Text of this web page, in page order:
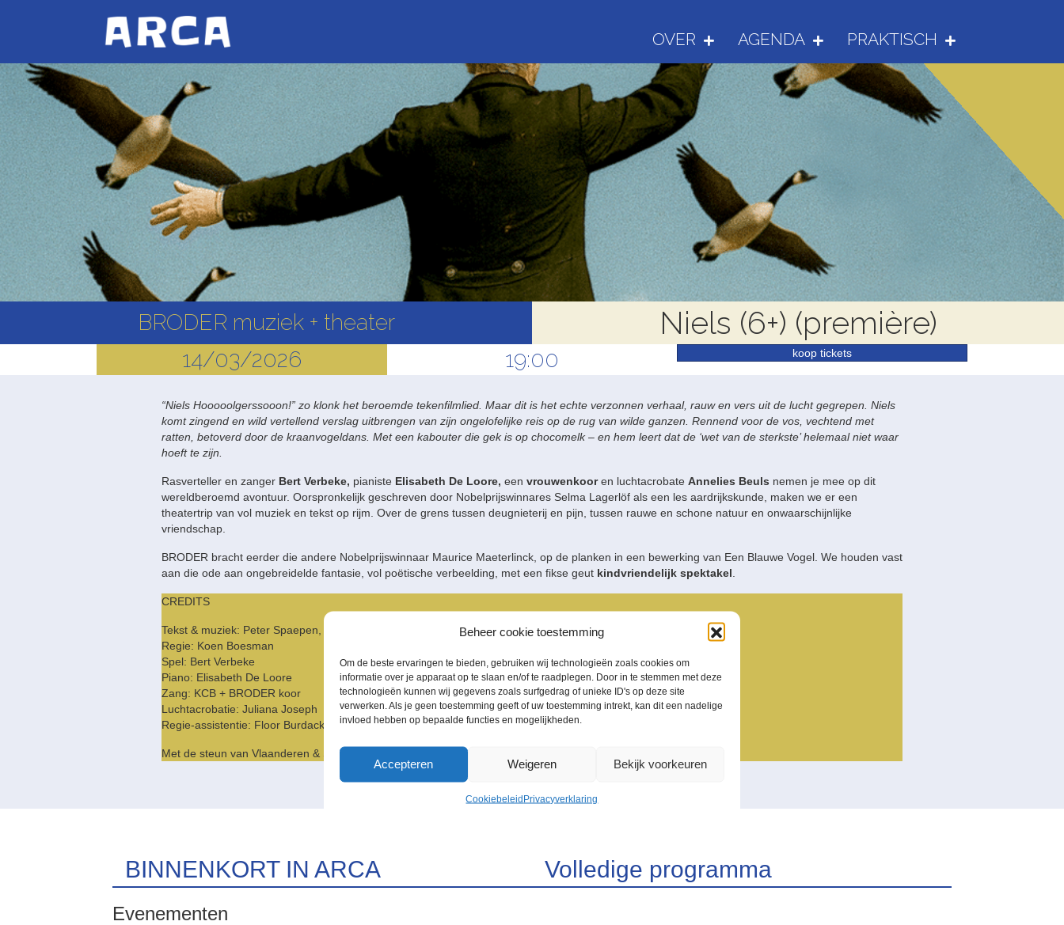
Beheer cookie toestemming
Om de beste ervaringen te bieden, gebruiken wij technologieën zoals cookies om
informatie over je apparaat op te slaan en/of te raadplegen. Door in te stemmen met deze
technologieën kunnen wij gegevens zoals surfgedrag of unieke ID's op deze site
verwerken. Als je geen toestemming geeft of uw toestemming intrekt, kan dit een nadelige
invloed hebben op bepaalde functies en mogelijkheden.
Accepteren Weigeren Bekijk voorkeuren
CookiebeleidPrivacyverklaring
OVER AGENDA PRAKTISCH
BRODER muziek + theater Niels (6+) (première)
14/03/2026 19:00 koop tickets
“Niels Hooooolgerssooon!” zo klonk het beroemde tekenfilmlied. Maar dit is het echte verzonnen verhaal, rauw en vers uit de lucht gegrepen. Niels
komt zingend en wild vertellend verslag uitbrengen van zijn ongelofelijke reis op de rug van wilde ganzen. Rennend voor de vos, vechtend met
ratten, betoverd door de kraanvogeldans. Met een kabouter die gek is op chocomelk – en hem leert dat de ‘wet van de sterkste’ helemaal niet waar
hoeft te zijn.
Rasverteller en zanger Bert Verbeke, pianiste Elisabeth De Loore, een vrouwenkooren luchtacrobate Annelies Beuls nemen je mee op dit
wereldberoemd avontuur. Oorspronkelijk geschreven door Nobelprijswinnares Selma Lagerlöf als een les aardrijkskunde, maken we er een
theatertrip van vol muziek en tekst op rijm. Over de grens tussen deugnieterij en pijn, tussen rauwe en schone natuur en onwaarschijnlijke
vriendschap.
BRODER bracht eerder die andere Nobelprijswinnaar Maurice Maeterlinck, op de planken in een bewerking van Een Blauwe Vogel. We houden vast
aan die ode aan ongebreidelde fantasie, vol poëtische verbeelding, met een fikse geut kindvriendelijk spektakel
CREDITS
Tekst & muziek: Peter Spaepen
Regie: Koen Boesman
Spel: Bert Verbeke
Piano: Elisabeth De Loore
Zang: KCB + BRODER koor
Luchtacrobatie: Juliana Joseph
Regie-assistentie: Floor Burdack
Met de steun van Vlaanderen & Stad Gent
BINNENKORT IN ARCA Volledige programma
Evenementen